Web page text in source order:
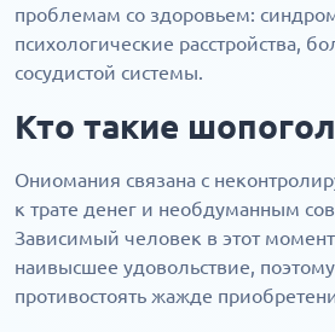
проблемам со здоровьем:
психологические расстройства,
сосудистой системы.
Кто такие
Ониомания связана с
к трате денег и необдуманным
Зависимый человек в этот
наивысшее удовольствие,
противостоять жажде